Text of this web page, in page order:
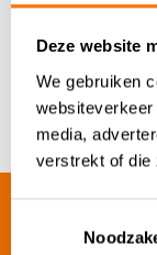
Deze website
We gebruiken
media,
verstrekt of die
Optional